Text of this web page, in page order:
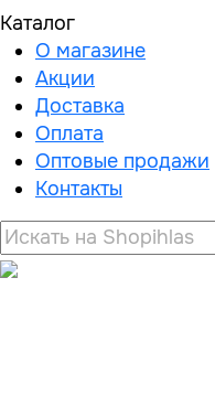
Каталог
О магазине
Акции
Доставка
Оплата
Оптовые продажи
Контакты